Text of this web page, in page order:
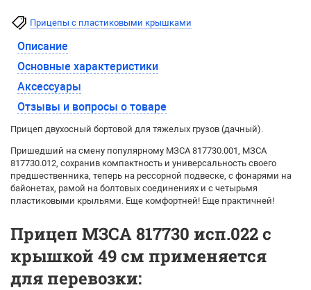
Прицепы с пластиковыми крышками
Описание
Основные характеристики
Аксессуары
Отзывы и вопросы о товаре
Прицеп двухосный бортовой для тяжелых грузов (дачный).
Пришедший на смену популярному МЗСА 817730.001, МЗСА
817730.012, сохранив компактность и универсальность своего
предшественника, теперь на рессорной подвеске, с фонарями на
байонетах, рамой на болтовых соединениях и с четырьмя
пластиковыми крыльями. Еще комфортней! Еще практичней!
Прицеп МЗСА 817730 исп.022 с
крышкой 49 см применяется
для перевозки: